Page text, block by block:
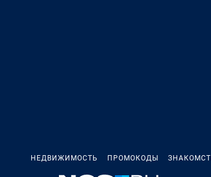
НЕДВИЖИМОСТЬ ПРОМОКОДЫ